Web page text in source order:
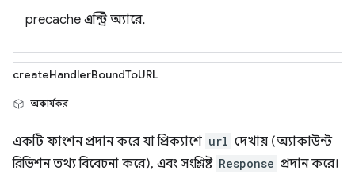
precache এন্ট্রি অ্যারে.
createHandlerBoundToURL
অকার্যকর
একটি ফাংশন প্রদান করে যা প্রিক্যাশে url দেখায় (অ্যাকাউন্ট
রিভিশন তথ্য বিবেচনা করে), এবং সংশ্লিষ্ট Response প্রদান করে।